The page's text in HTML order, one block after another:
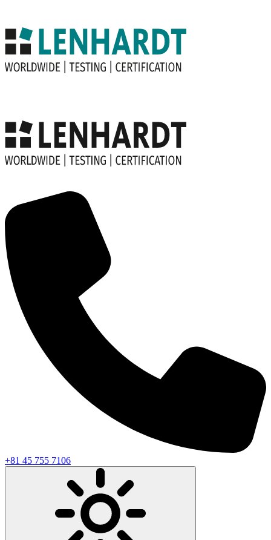
+81 45 755 7106